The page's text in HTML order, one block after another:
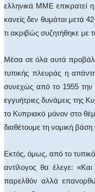
ελληνικά ΜΜΕ επικρατεί η
κανείς δεν θυμάται μετά
τι ακριβώς συζητήθηκε
Μέσα σε όλα αυτά
τυπικής πλευράς η
συνεχώς από το 1955 την
εγγυήτριες δυνάμεις της
το Κυπριακό μόνον στο
διαθέτουμε τη νομική
Εκτός, όμως, από το
αντίλογος θα έλεγε:
παρελθόν αλλά